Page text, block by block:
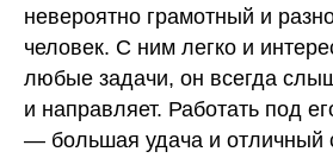
невероятно грамотный и
человек. С ним легко и
любые задачи, он всегда
и направляет. Работать под
— большая удача и отличный